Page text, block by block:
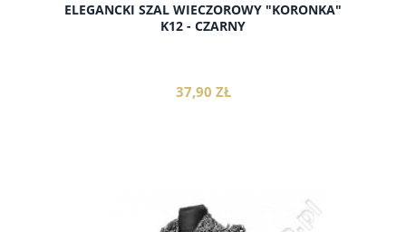
ELEGANCKI SZAL WIECZOROWY "KORONKA"
K12 - CZARNY
37,90 ZŁ
do koszyka